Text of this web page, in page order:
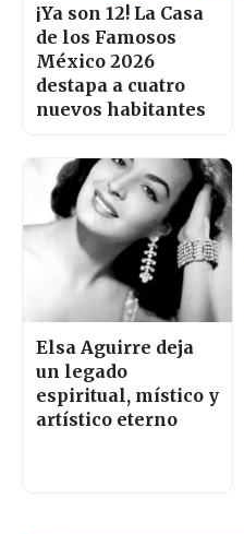
¡Ya son 12! La Casa
de los Famosos
México 2026
destapa a cuatro
nuevos habitantes
Elsa Aguirre deja
un legado
espiritual, místico y
artístico eterno